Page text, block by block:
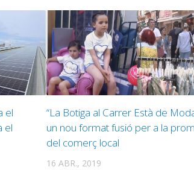
el
el
“La Botiga al Carrer Està de
un nou format fusió per a la
del comerç local
16 ABR., 2019